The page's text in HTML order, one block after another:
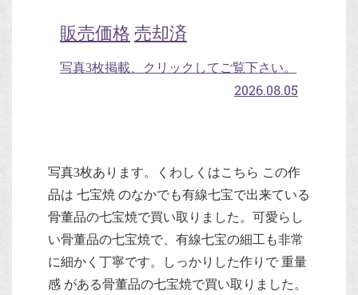
販売価格 売却済
写真3枚掲載、クリックしてご覧下さい。
2026.08.05
写真3枚あります。くわしくはこちら この作
品は 七宝焼 のなかでも有線七宝で出来ている
骨董品の七宝焼で買い取りました。可愛らし
い骨董品の七宝焼で、有線七宝の細工も非常
に細かく丁寧です。しっかりした作りで 重量
感 がある骨董品の七宝焼で買い取りました。